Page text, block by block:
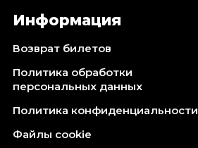
Информация
Возврат билетов
Политика обработки
персональных данных
Политика конфиденциальности
Файлы cookie